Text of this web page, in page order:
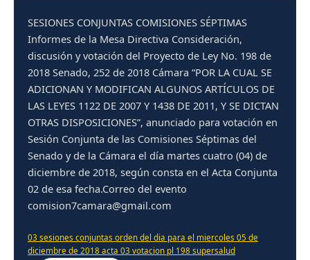
SESIONES CONJUNTAS COMISIONES SÉPTIMAS
Informes de la Mesa Directiva Consideración,
discusión y votación del Proyecto de Ley No. 198 de
2018 Senado, 252 de 2018 Cámara “POR LA CUAL SE
ADICIONAN Y MODIFICAN ALGUNOS ARTÍCULOS DE
LAS LEYES 1122 DE 2007 Y 1438 DE 2011, Y SE DICTAN
OTRAS DISPOSICIONES”, anunciado para votación en
Sesión Conjunta de las Comisiones Séptimas del
Senado y de la Cámara el día martes cuatro (04) de
diciembre de 2018, según consta en el Acta Conjunta
02 de esa fecha.Correo del evento
comision7camara@gmail.com
03 sesiones conjuntas orden del dia para el miercoles 05 de
diciembre de 2018 acta 03 votacion pl 198 supersalud